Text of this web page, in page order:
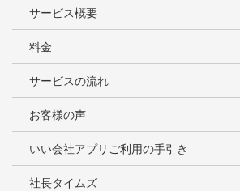
サービス概要
料金
サービスの流れ
お客様の声
いい会社アプリご利用の手引き
社長タイムズ